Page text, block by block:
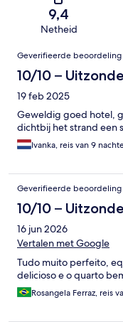
9,4
Netheid
Beoordelingen
Geverifieerde beoordeling
10/10 –
19 feb 2025
Geweldig goed hotel,
dichtbij het strand een
Ivanka, reis van 9
Geverifieerde beoordeling
10/10 –
16 jun 2026
Vertalen met Google
Tudo muito perfeito,
delicioso e o quarto
Rosangela Ferraz, reis